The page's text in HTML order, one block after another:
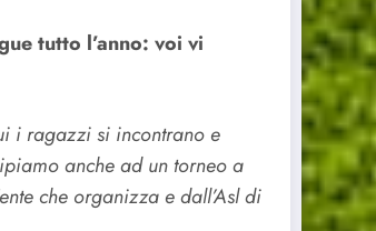
tutto l’anno: voi vi
i ragazzi si incontrano e
anche ad un torneo a
che organizza e dall’Asl di